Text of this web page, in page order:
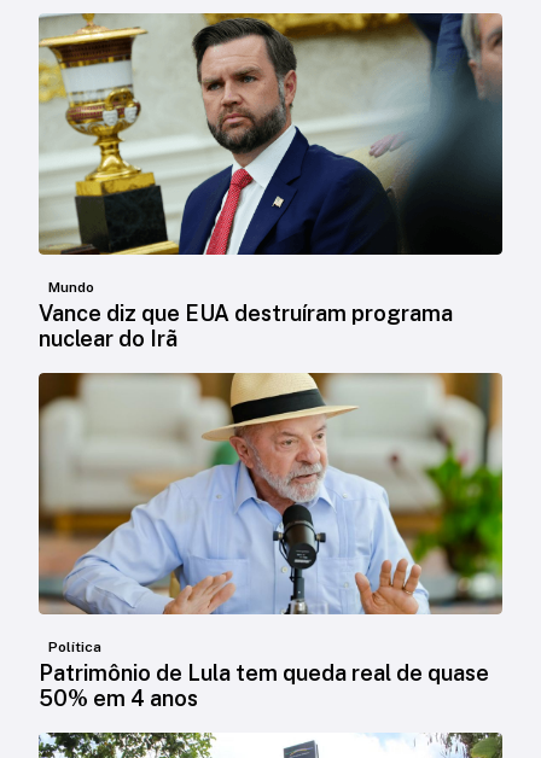
Mundo
Vance diz que EUA destruíram programa
nuclear do Irã
Política
Patrimônio de Lula tem queda real de quase
50% em 4 anos